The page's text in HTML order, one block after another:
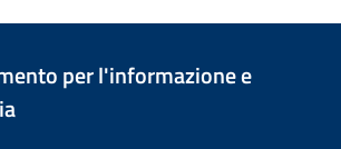
per l'informazione e